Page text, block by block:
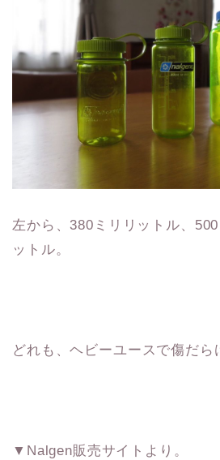
左から、380ミリリットル、
ットル。
どれも、ヘビーユースで傷だら
▼Nalgen販売サイトより。